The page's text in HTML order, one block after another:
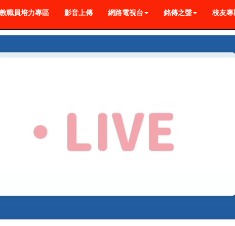
教職員培力專區 影音上傳 網路電視台 銘傳之聲 校友專